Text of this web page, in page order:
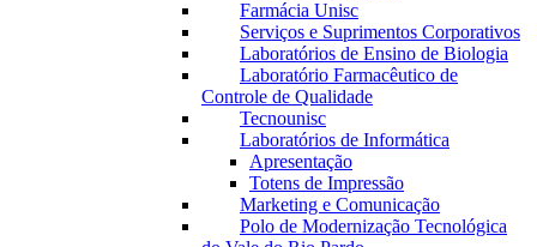
Farmácia Unisc
Serviços e Suprimentos Corporativos
Laboratórios de Ensino de Biologia
Laboratório Farmacêutico de
Controle de Qualidade
Tecnounisc
Laboratórios de Informática
Apresentação
Totens de Impressão
Marketing e Comunicação
Polo de Modernização Tecnológica